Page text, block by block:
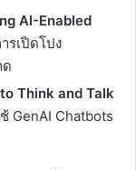
AI-Enabled
รเปิดโปง
ด
Think and Talk
GenAI Chatbots